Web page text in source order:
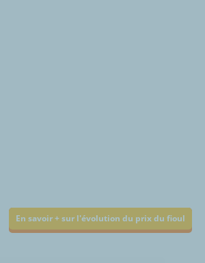
En savoir + sur l'évolution du prix du fioul